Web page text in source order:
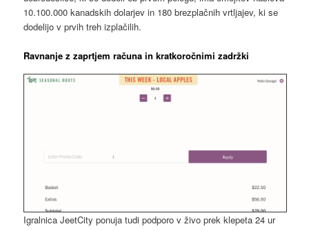
10.100.000 kanadskih dolarjev in 180 brezplačnih vrtljajev, ki se
dodelijo v prvih treh izplačilih.
Ravnanje z zaprtjem računa in kratkoročnimi zadržki
Igralnica JeetCity ponuja tudi podporo v živo prek klepeta 24 ur